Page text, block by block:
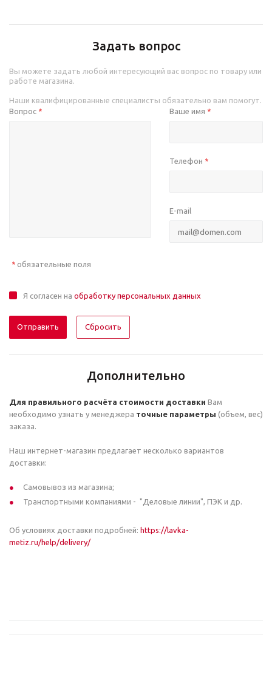
Задать вопрос
Вы можете задать любой интересующий вас вопрос по товару или
работе магазина.
Наши квалифицированные специалисты обязательно вам помогут.
Вопрос * Ваше имя *
Телефон *
E-mail
* обязательные поля
Я согласен на обработку персональных данных
Сбросить
Дополнительно
Для правильного расчёта стоимости доставки Вам
необходимо узнать у менеджера точные параметры (объем, вес)
заказа.
Наш интернет-магазин предлагает несколько вариантов
доставки:
Самовывоз из магазина;
Транспортными компаниями - "Деловые линии", ПЭК и др.
Об условиях доставки подробней: https://lavka-
metiz.ru/help/delivery/